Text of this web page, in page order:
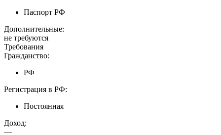
Паспорт РФ
Дополнительные:
не требуются
Требования
Гражданство:
РФ
Регистрация в РФ:
Постоянная
Доход:
—